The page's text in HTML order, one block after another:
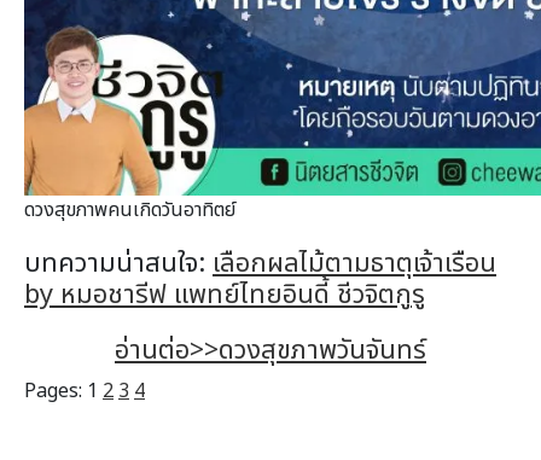
ดวงสุขภาพคนเกิดวันอาทิตย์
บทความน่าสนใจ: เลือกผลไม้ตามธาตุเจ้าเรือน
by หมอชารีฟ แพทย์ไทยอินดี้ ชีวจิตกูรู
อ่านต่อ>>ดวงสุขภาพวันจันทร์
Pages: 1 2 3 4